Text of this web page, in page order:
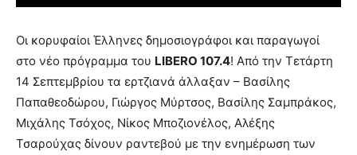
Οι κορυφαίοι Έλληνες δημοσιογράφοι και παραγωγοί
στο νέο πρόγραμμα του LIBERO 107.4! Από την Τετάρτη
14 Σεπτεμβρίου τα ερτζιανά άλλαξαν – Βασίλης
Παπαθεοδώρου, Γιώργος Μύρτσος, Βασίλης Σαμπράκος,
Μιχάλης Τσόχος, Νίκος Μποζιονέλος, Αλέξης
Τσαρούχας δίνουν ραντεβού με την ενημέρωση των